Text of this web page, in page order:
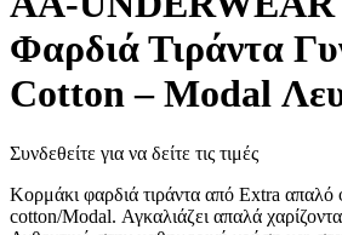
Φαρδιά Τιράντα
Cotton – Modal
Συνδεθείτε για να δείτε τις τιμές
Κορμάκι φαρδιά τιράντα από Extra απαλό
cotton/Modal. Αγκαλιάζει απαλά